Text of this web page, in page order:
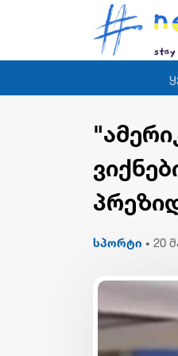
სპორტი • 20